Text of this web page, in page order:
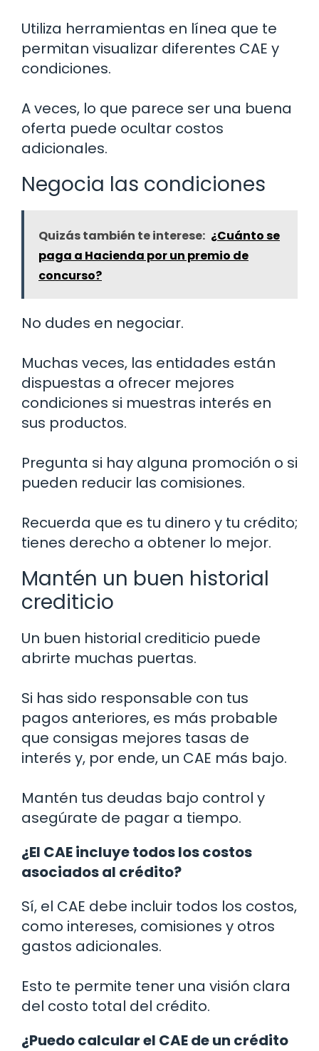
Utiliza herramientas en línea que te
permitan visualizar diferentes CAE y
condiciones.
A veces, lo que parece ser una buena
oferta puede ocultar costos
adicionales.
Negocia las condiciones
Quizás también te interese: ¿Cuánto se
paga a Hacienda por un premio de
concurso?
No dudes en negociar.
Muchas veces, las entidades están
dispuestas a ofrecer mejores
condiciones si muestras interés en
sus productos.
Pregunta si hay alguna promoción o si
pueden reducir las comisiones.
Recuerda que es tu dinero y tu crédito;
tienes derecho a obtener lo mejor.
Mantén un buen historial
crediticio
Un buen historial crediticio puede
abrirte muchas puertas.
Si has sido responsable con tus
pagos anteriores, es más probable
que consigas mejores tasas de
interés y, por ende, un CAE más bajo.
Mantén tus deudas bajo control y
asegúrate de pagar a tiempo.
¿El CAE incluye todos los costos
asociados al crédito?
Sí, el CAE debe incluir todos los costos,
como intereses, comisiones y otros
gastos adicionales.
Esto te permite tener una visión clara
del costo total del crédito.
¿Puedo calcular el CAE de un crédito